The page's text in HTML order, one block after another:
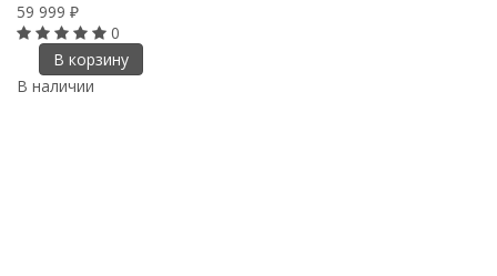
59 999 ₽
0
В корзину
В наличии